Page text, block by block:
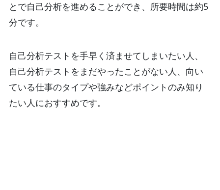
とで自己分析を進めることができ、所要時間は約5
分です。
自己分析テストを手早く済ませてしまいたい人、
自己分析テストをまだやったことがない人、向い
ている仕事のタイプや強みなどポイントのみ知り
たい人におすすめです。